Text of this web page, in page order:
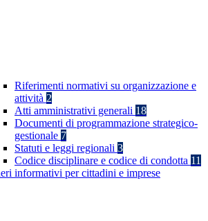
Riferimenti normativi su organizzazione e
attività 2
Atti amministrativi generali 18
Documenti di programmazione strategico-
gestionale 7
Statuti e leggi regionali 3
Codice disciplinare e codice di condotta 11
informativi per cittadini e imprese